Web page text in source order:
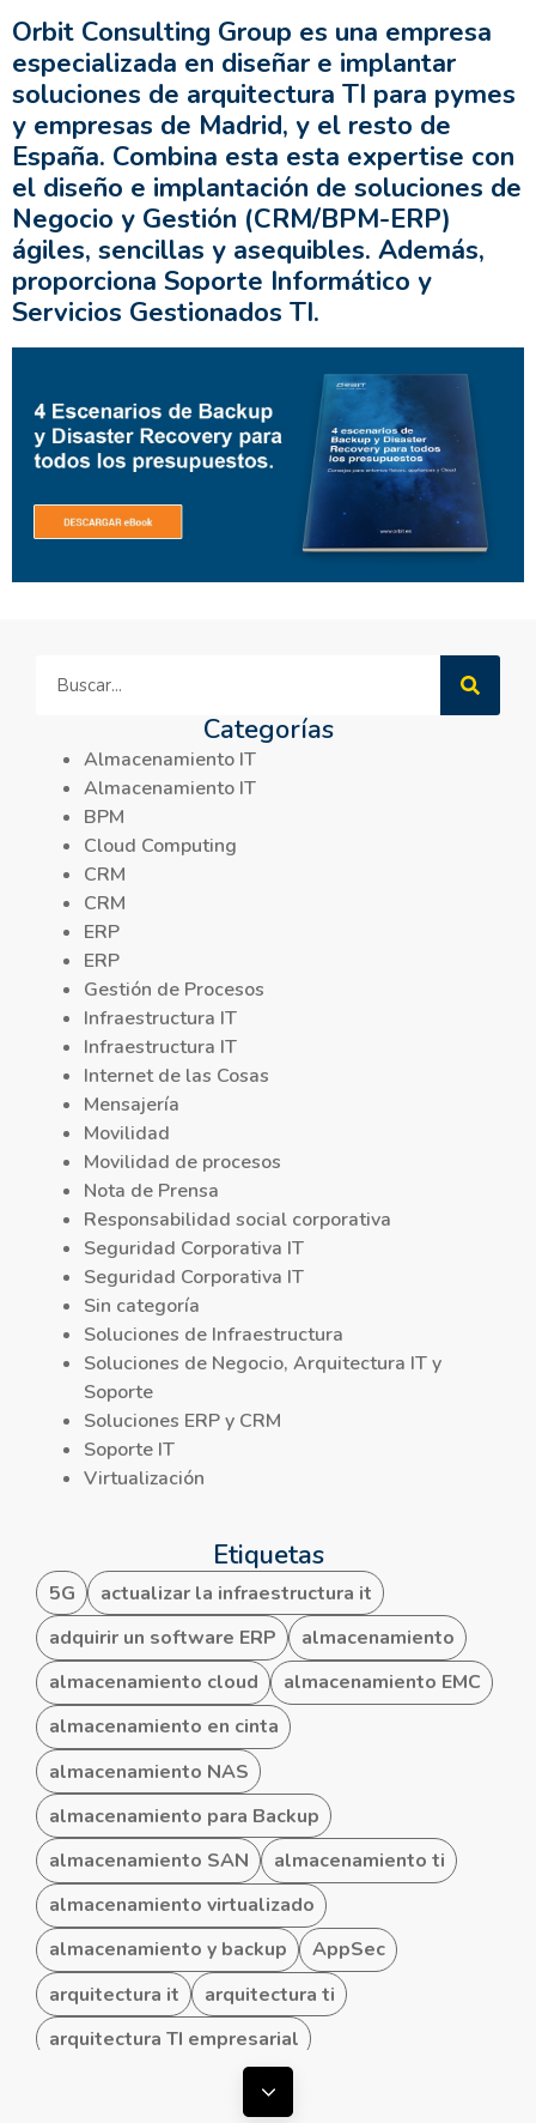
Orbit Consulting Group es una empresa
especializada en diseñar e implantar
soluciones de arquitectura TI para pymes
y empresas de Madrid, y el resto de
España. Combina esta esta expertise con
el diseño e implantación de soluciones de
Negocio y Gestión (CRM/BPM-ERP)
ágiles, sencillas y asequibles. Además,
proporciona Soporte Informático y
Servicios Gestionados TI.
Categorías
Almacenamiento IT
Almacenamiento IT
BPM
Cloud Computing
CRM
CRM
ERP
ERP
Gestión de Procesos
Infraestructura IT
Infraestructura IT
Internet de las Cosas
Mensajería
Movilidad
Movilidad de procesos
Nota de Prensa
Responsabilidad social corporativa
Seguridad Corporativa IT
Seguridad Corporativa IT
Sin categoría
Soluciones de Infraestructura
Soluciones de Negocio, Arquitectura IT y
Soporte
Soluciones ERP y CRM
Soporte IT
Virtualización
Etiquetas
5G
actualizar la infraestructura it
adquirir un software ERP
almacenamiento
almacenamiento cloud
almacenamiento EMC
almacenamiento en cinta
almacenamiento NAS
almacenamiento para Backup
almacenamiento SAN
almacenamiento ti
almacenamiento virtualizado
almacenamiento y backup
AppSec
arquitectura it
arquitectura ti
arquitectura TI empresarial
Mostrar todas las etiquetas